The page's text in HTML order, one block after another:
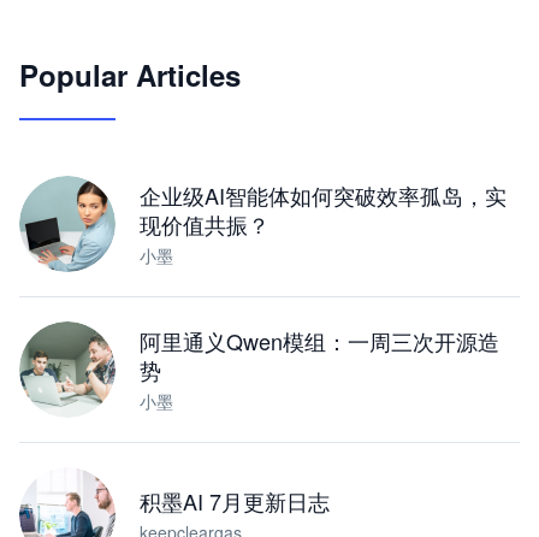
JimoClaw 桌面 AI Agent 工作台
Popular Articles
企业级AI智能体如何突破效率孤岛，实
现价值共振？
小墨
阿里通义Qwen模组：一周三次开源造
势
小墨
积墨AI 7月更新日志
keepcleargas